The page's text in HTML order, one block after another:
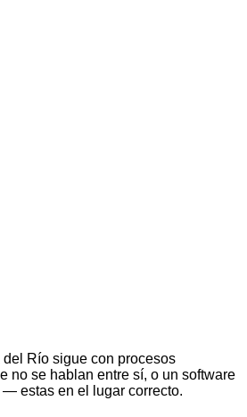
Río sigue con procesos
no se hablan entre sí, o un software
estas en el lugar correcto.